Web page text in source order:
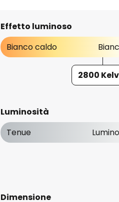
Effetto luminoso
Bianco caldo
2800
Luminosità
Tenue
Dimensione